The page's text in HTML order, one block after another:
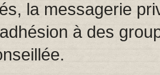
la messagerie
à des